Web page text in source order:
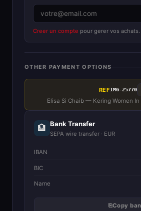
Creer un compte pour gerer vos achats.
OTHER PAYMENT OPTIONS
REFIMG-25770
Elisa Si Chaib — Kering Women
🏦 Bank Transfer
SEPA wire transfer · EUR
IBAN
BIC
Name
⎘Copy